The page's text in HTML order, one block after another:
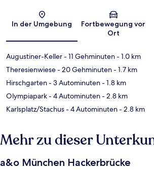
Karte
In der Umgebung
Fortbewegung vor
Ort
Augustiner-Keller- 11 Gehminuten- 1.0 km
Theresienwiese- 20 Gehminuten- 1.7 km
Hirschgarten- 3 Autominuten- 1.8 km
Olympiapark- 4 Autominuten- 2.8 km
Karlsplatz/Stachus- 4 Autominuten- 2.8 km
Mehr zu dieser
a&o München Hackerbrücke